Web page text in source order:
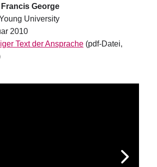
George
University
2010
Text der Ansprache(pdf-Datei,